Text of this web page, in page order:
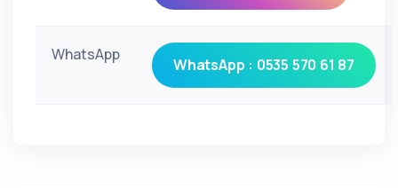
WhatsApp
WhatsApp : 0535 570 61 87